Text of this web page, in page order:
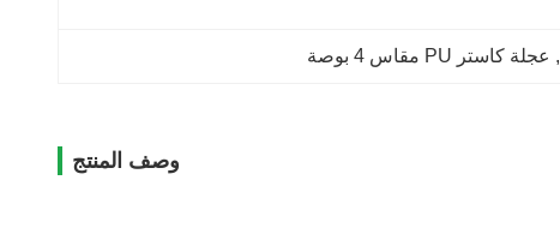
, عجلة كاستر PU مقاس 4 بوصة
وصف المنتج